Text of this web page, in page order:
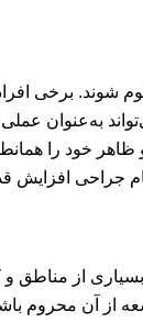
شوند. برخی
به‌عنوان
خود را
جراحی افزایش
بسیاری از
از آن محروم